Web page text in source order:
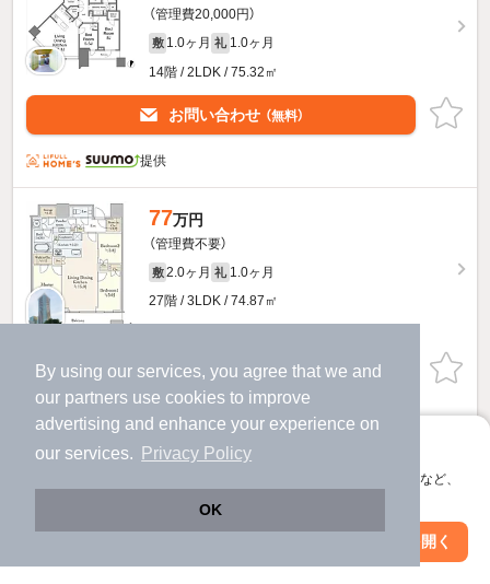
By using our services, you agree that we and
our partners use cookies to improve
advertising and enhance your experience on
our services.
Privacy Policy
OK
アプリに切り替えて、サクサクお部屋探し
会員登録なしですぐ使える。マップ検索やお気に入り保存など、
アプリを開く
（管理費20,000円）
敷 1.0ヶ月 礼 1.0ヶ月
14階 / 2LDK / 75.32㎡
お問い合わせ （無料）
提供
77万円
（管理費不要）
敷 2.0ヶ月 礼 1.0ヶ月
27階 / 3LDK / 74.87㎡
お問い合わせ（無料）
パークコート渋谷ザタワーのすべての部屋を見る
絞り込み条件を変更